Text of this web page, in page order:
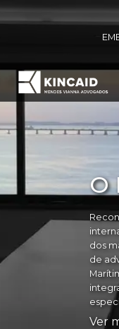
O
dos
de
Ver